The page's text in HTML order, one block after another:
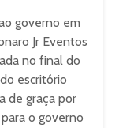
governo em
Jr Eventos
no final do
escritório
de graça por
o governo